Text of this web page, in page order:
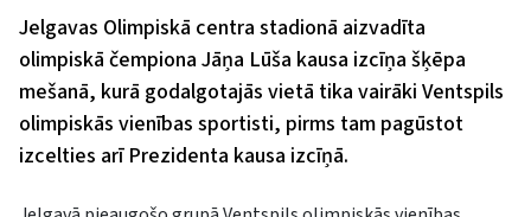
Jelgavas Olimpiskā centra stadionā aizvadīta
olimpiskā čempiona Jāņa Lūša kausa izcīņa šķēpa
mešanā, kurā godalgotajās vietā tika vairāki Ventspils
olimpiskās vienības sportisti, pirms tam pagūstot
izcelties arī Prezidenta kausa izcīņā.